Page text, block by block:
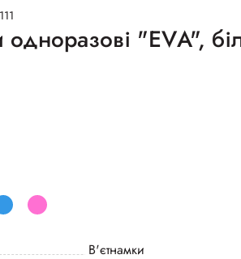
одноразові "ЕVА",
В'єтнамки